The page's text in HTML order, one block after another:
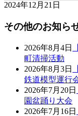
2024年12月21日
その他のお知ら
2026年8月4日
町清掃活動
2026年8月3日
鉄道模型運行
2026年7月20日
園盆踊り大会
2026年7月16日